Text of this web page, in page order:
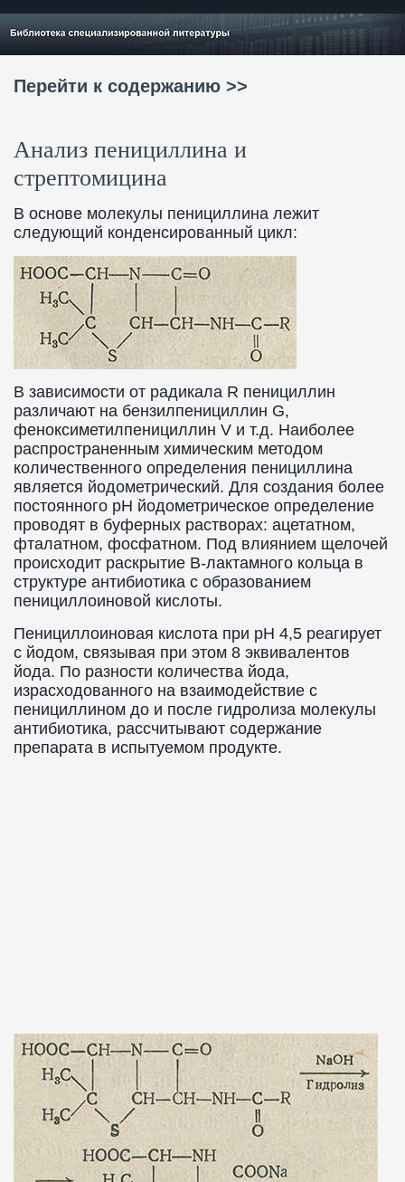
Перейти к содержанию >>
Анализ пенициллина и
стрептомицина
В основе молекулы пенициллина лежит
следующий конденсированный цикл:
В зависимости от радикала R пенициллин
различают на бензилпенициллин G,
феноксиметилпенициллин V и т.д. Наиболее
распространенным химическим методом
количественного определения пенициллина
является йодометрический. Для создания более
постоянного рН йодометрическое определение
проводят в буферных растворах: ацетатном,
фталатном, фосфатном. Под влиянием щелочей
происходит раскрытие B-лактамного кольца в
структуре антибиотика с образованием
пенициллоиновой кислоты.
Пенициллоиновая кислота при рН 4,5 реагирует
с йодом, связывая при этом 8 эквивалентов
йода. По разности количества йода,
израсходованного на взаимодействие с
пенициллином до и после гидролиза молекулы
антибиотика, рассчитывают содержание
препарата в испытуемом продукте.